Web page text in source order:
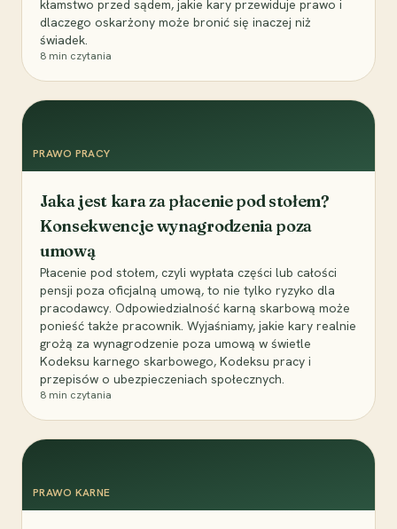
kłamstwo przed sądem, jakie kary przewiduje prawo i
dlaczego oskarżony może bronić się inaczej niż
świadek.
8 min czytania
PRAWO PRACY
Jaka jest kara za płacenie pod stołem?
Konsekwencje wynagrodzenia poza
umową
Płacenie pod stołem, czyli wypłata części lub całości
pensji poza oficjalną umową, to nie tylko ryzyko dla
pracodawcy. Odpowiedzialność karną skarbową może
ponieść także pracownik. Wyjaśniamy, jakie kary realnie
grożą za wynagrodzenie poza umową w świetle
Kodeksu karnego skarbowego, Kodeksu pracy i
przepisów o ubezpieczeniach społecznych.
8 min czytania
PRAWO KARNE